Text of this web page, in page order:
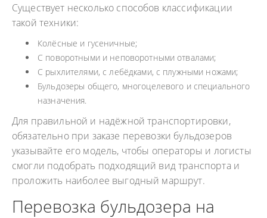
Существует несколько способов классификации
такой техники:
Колёсные и гусеничные;
С поворотными и неповоротными отвалами;
С рыхлителями, с лебёдками, с плужными ножами;
Бульдозеры общего, многоцелевого и специального
назначения.
Для правильной и надёжной транспортировки,
обязательно при заказе перевозки бульдозеров
указывайте его модель, чтобы операторы и логисты
смогли подобрать подходящий вид транспорта и
проложить наиболее выгодный маршрут.
Перевозка бульдозера на